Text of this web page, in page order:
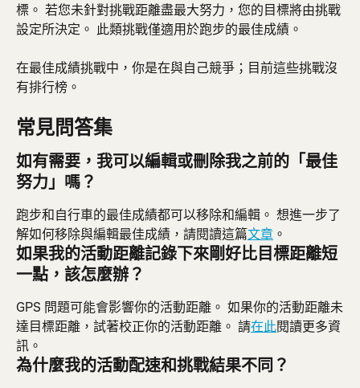
標。 若您未針對挑戰距離盡最大努力，您的目標將由挑戰
設定所決定。 此類挑戰僅適用於跑步的最佳成績。
在最佳成績挑戰中，你是在與自己競爭；目前這些挑戰沒
有排行榜。
常見問答集
如有需要，我可以編輯或刪除我之前的「最佳
努力」嗎？
跑步和自行車的最佳成績都可以移除和編輯。 想進一步了
解如何移除與編輯最佳成績，請閱讀這篇文章 。
如果我的活動距離記錄下來剛好比目標距離短
一點，該怎麼辦？
GPS 問題可能會影響你的活動距離。 如果你的活動距離未
達目標距離，試著校正你的活動距離。 請在此閱讀更多資
訊。
為什麼我的活動配速和挑戰結果不同？